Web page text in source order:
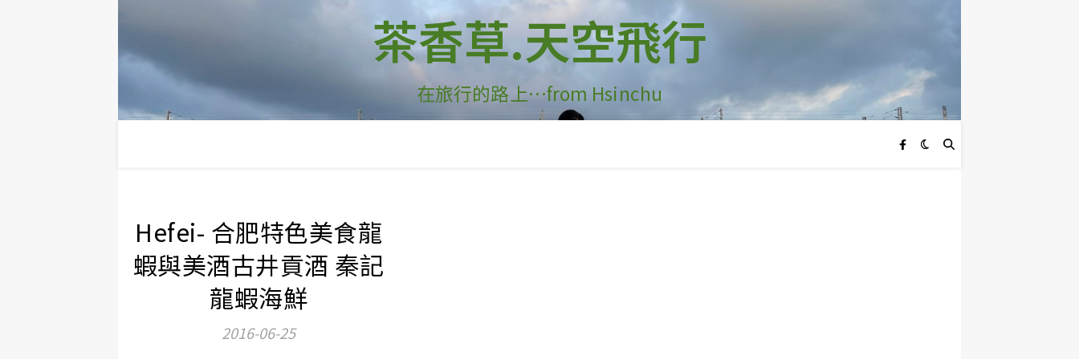
茶香草.天空飛行
在旅行的路上…from Hsinchu
Hefei- 合肥特色美食龍
蝦與美酒古井貢酒 秦記
龍蝦海鮮
2016-06-25